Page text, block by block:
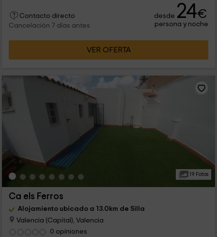
Contacto directo
Cancelación 7 días antes
desde 24€
persona y noche
VER OFERTA
19 Fotos
Ca els Ferros
Alojamiento ubicado a 13.0km de Silla
Valencia (Capital), Valencia
0 opiniones